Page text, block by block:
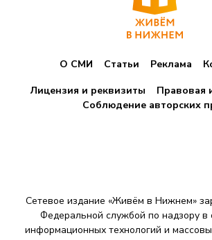
О СМИ Статьи Реклама
Лицензия и реквизиты
Правовая
Соблюдение авторских
Сетевое издание «Живём в Нижнем»
Федеральной службой по надзору в
информационных технологий и